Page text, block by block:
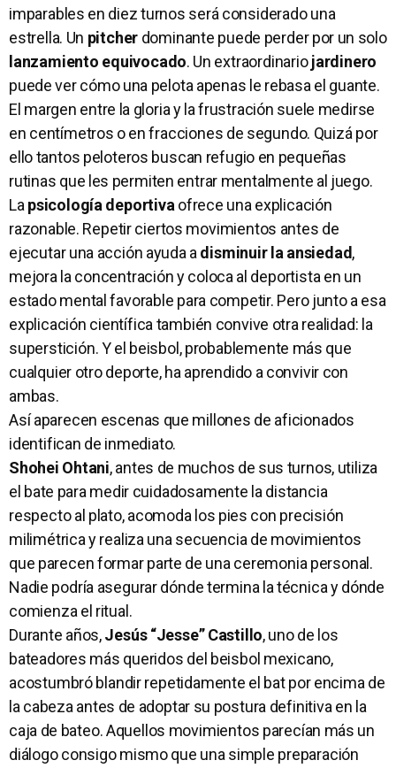
imparables en diez turnos será considerado una
estrella. Un pitcher dominante puede perder por un solo
lanzamiento equivocado. Un extraordinariojardinero
puede ver cómo una pelota apenas le rebasa el guante.
El margen entre la gloria y la frustración suele medirse
en centímetros o en fracciones de segundo. Quizá por
ello tantos peloteros buscan refugio en pequeñas
rutinas que les permiten entrar mentalmente al juego.
Lapsicología deportivaofrece una explicación
razonable. Repetir ciertos movimientos antes de
ejecutar una acción ayuda adisminuir la ansiedad,
mejora la concentración y coloca al deportista en un
estado mental favorable para competir. Pero junto a esa
explicación científica también convive otra realidad: la
superstición. Y el beisbol, probablemente más que
cualquier otro deporte, ha aprendido a convivir con
ambas.
Así aparecen escenas que millones de aficionados
identifican de inmediato.
Shohei Ohtani, antes de muchos de sus turnos, utiliza
el bate para medir cuidadosamente la distancia
respecto al plato, acomoda los pies con precisión
milimétrica y realiza una secuencia de movimientos
que parecen formar parte de una ceremonia personal.
Nadie podría asegurar dónde termina la técnica y dónde
comienza el ritual.
Durante años,Jesús “Jesse” Castillo, uno de los
bateadores más queridos del beisbol mexicano,
acostumbró blandir repetidamente el bat por encima de
la cabeza antes de adoptar su postura definitiva en la
caja de bateo. Aquellos movimientos parecían más un
diálogo consigo mismo que una simple preparación